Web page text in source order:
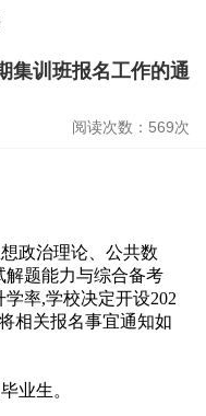
集训班报名工作的通
阅读次数：569次
政治理论、公共数
解题能力与综合备考
率,学校决定开设202
相关报名事宜通知如
业生。